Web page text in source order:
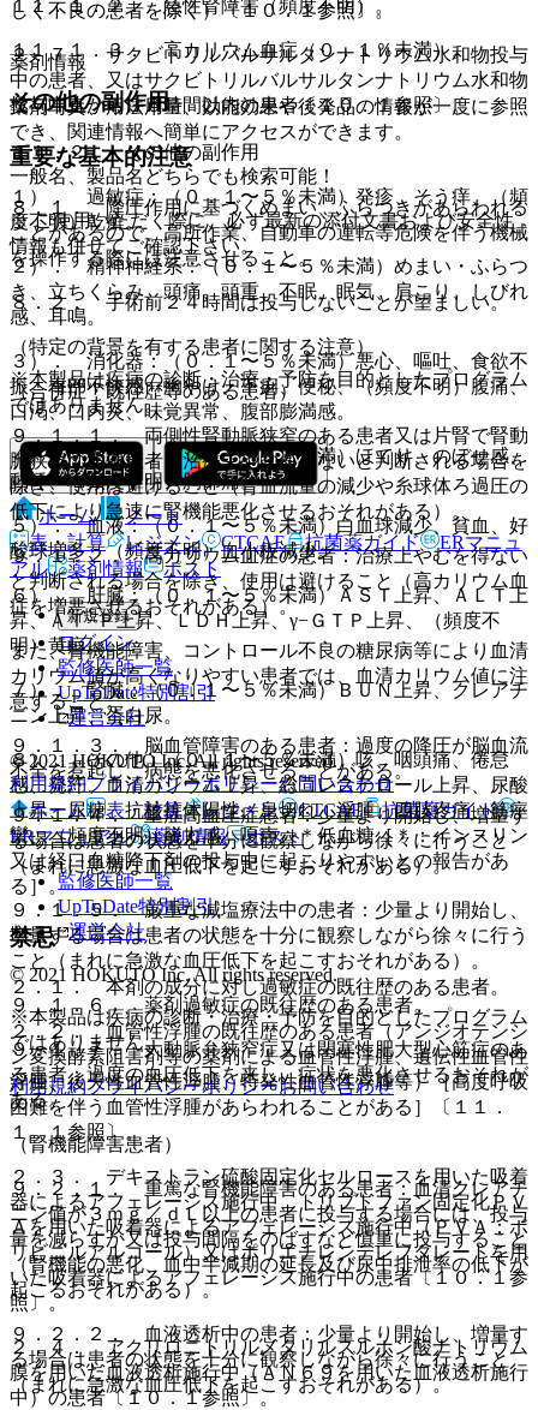
しく不良の患者を除く）〔１０．１参照〕。
２．７． サクビトリルバルサルタンナトリウム水和物投与
中の患者、又はサクビトリルバルサルタンナトリウム水和物
投与中止から３６時間以内の患者〔１０．１参照〕。
重要な基本的注意
８．１． 降圧作用に基づくめまい、ふらつきがあらわれる
ことがあるので、高所作業、自動車の運転等危険を伴う機械
を操作する際には注意させること。
８．２． 手術前２４時間は投与しないことが望ましい。
（特定の背景を有する患者に関する注意）
（合併症・既往歴等のある患者）
９．１．１． 両側性腎動脈狭窄のある患者又は片腎で腎動
脈狭窄のある患者：治療上やむを得ないと判断される場合を
除き、使用は避けること（腎血流量の減少や糸球体ろ過圧の
低下により急速に腎機能悪化させるおそれがある）。
９．１．２． 高カリウム血症の患者：治療上やむを得ない
と判断される場合を除き、使用は避けること（高カリウム血
症を増悪させるおそれがある）。
また、腎機能障害、コントロール不良の糖尿病等により血清
カリウム値が高くなりやすい患者では、血清カリウム値に注
意すること。
９．１．３． 脳血管障害のある患者：過度の降圧が脳血流
不全を惹起し、病態を悪化させることがある。
９．１．４． 重症高血圧症患者：少量より開始し、増量す
る場合は患者の状態を十分に観察しながら徐々に行うこと
（まれに急激な血圧低下を起こすおそれがある）。
９．１．５． 厳重な減塩療法中の患者：少量より開始し、
増量する場合は患者の状態を十分に観察しながら徐々に行う
こと（まれに急激な血圧低下を起こすおそれがある）。
９．１．６． 薬剤過敏症の既往歴のある患者。
９．１．７． 大動脈弁狭窄症又は閉塞性肥大型心筋症のあ
る患者：過度の血圧低下を来し、症状を悪化させるおそれが
ある。
（腎機能障害患者）
９．２．１． 重篤な腎機能障害のある患者：血清クレアチ
ニン値が３ｍｇ／ｄＬ以上の患者に投与する場合には、投与
量を減らすか又は投与間隔をのばすなど慎重に投与すること
（腎機能の悪化、血中半減期の延長及び尿中排泄率の低下が
起こるおそれがある）。
９．２．２． 血液透析中の患者：少量より開始し、増量す
る場合は患者の状態を十分に観察しながら徐々に行うこと
（まれに急激な血圧低下を起こすおそれがある）。
１１．１．２． 急性腎障害（頻度不明）。
１１．１．３． 高カリウム血症（０．１％未満）。
その他の副作用
１１．２． その他の副作用
１）． 過敏症：（０．１〜５％未満）発疹、そう痒、（頻
度不明）乾癬。
２）． 精神神経系：（０．１〜５％未満）めまい・ふらつ
き、立ちくらみ、頭痛、頭重、不眠、眠気、肩こり、しびれ
感、耳鳴。
３）． 消化器：（０．１〜５％未満）悪心、嘔吐、食欲不
振、胃部不快感、胸やけ、下痢、便秘、（頻度不明）腹痛、
口渇、口内炎、味覚異常、腹部膨満感。
４）． 循環器：（０．１〜５％未満）ほてり、のぼせ感、
動悸、（頻度不明）胸部痛。
５）． 血液：（０．１〜５％未満）白血球減少、貧血、好
酸球増多、（頻度不明）血小板減少。
６）． 肝臓：（０．１〜５％未満）ＡＳＴ上昇、ＡＬＴ上
昇、Ａｌ−Ｐ上昇、ＬＤＨ上昇、γ−ＧＴＰ上昇、（頻度不
明）黄疸。
７）． 腎臓：（０．１〜５％未満）ＢＵＮ上昇、クレアチ
ニン上昇、蛋白尿。
８）． その他：（０．１〜５％未満）咳、咽頭痛、倦怠
感、発汗、血清カリウム上昇、総コレステロール上昇、尿酸
上昇、尿糖、抗核抗体陽性、息切れ、浮腫、四肢疼痛、筋痙
攣、（頻度不明）脱力感、嗄声、＊低血糖［＊：インスリン
又は経口血糖降下剤の投与中に起こりやすいとの報告があ
る］。
禁忌
２．１． 本剤の成分に対し過敏症の既往歴のある患者。
２．２． 血管性浮腫の既往歴のある患者（アンジオテンシ
ン変換酵素阻害剤等の薬剤による血管性浮腫、遺伝性血管性
浮腫、後天性血管性浮腫、特発性血管性浮腫等）［高度呼吸
困難を伴う血管性浮腫があらわれることがある］〔１１．
１．１参照〕。
２．３． デキストラン硫酸固定化セルロースを用いた吸着
器によるアフェレーシス施行中、トリプトファン固定化ＰＶ
Ａを用いた吸着器によるアフェレーシス施行中（ＰＶＡ：ポ
リビニルアルコール）又はポリエチレンテレフタレートを用
いた吸着器によるアフェレーシス施行中の患者〔１０．１参
照〕。
２．４． アクリロニトリルメタリルスルホン酸ナトリウム
膜を用いた血液透析施行中（ＡＮ６９を用いた血液透析施行
中）の患者〔１０．１参照〕。
薬剤情報
薬剤写真、用法用量、効能効果や後発品の情報が一度に参照
でき、関連情報へ簡単にアクセスができます。
一般名、製品名どちらでも検索可能！
※ ご使用いただく際に、必ず最新の添付文書および安全性
情報も併せてご確認下さい。
※本製品は疾病の診断・治療・予防を目的としたプログラム
ではありません。
ホーム
ノート
表・計算
レジメン CTCAE 抗菌薬ガイド
ERマニュ
アル
薬剤情報 ポスト
新規登録
ログイン
監修医師一覧
UpToDate特別割引
運営会社
© 2021 HOKUTO Inc. All rights reserved.
利用規約プライバシーポリシーお問い合わせ
ホーム
表・計算 レジメン CTCAE
抗菌薬ガイド
ERマニュアル
薬剤情報 ポスト
監修医師一覧
UpToDate特別割引
運営会社
© 2021 HOKUTO Inc. All rights reserved.
※本製品は疾病の診断・治療・予防を目的としたプログラム
ではありません。
利用規約プライバシーポリシーお問い合わせ